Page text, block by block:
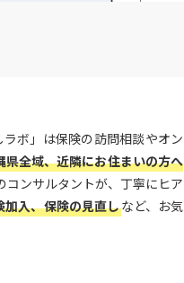
ボ」は保険の訪問相談やオン
県全域、近隣にお住まいの方へ
コンサルタントが、丁寧にヒア
加入、保険の見直しなど、お気